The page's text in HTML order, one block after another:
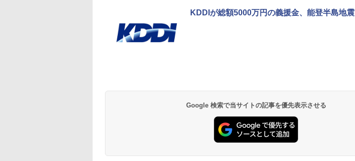
KDDIが総額5000万円の義援金、能登半島地震
Google 検索で当サイトの記事を優先表示させる